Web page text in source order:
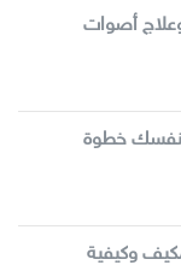
أصوات
خطوة
وكيفية